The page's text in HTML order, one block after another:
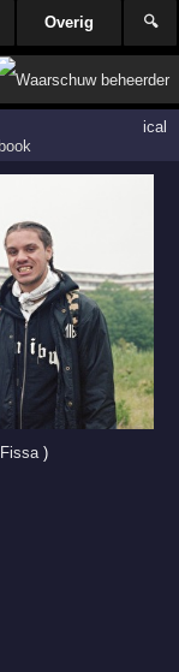
Overig 🔍
ical
Fissa)